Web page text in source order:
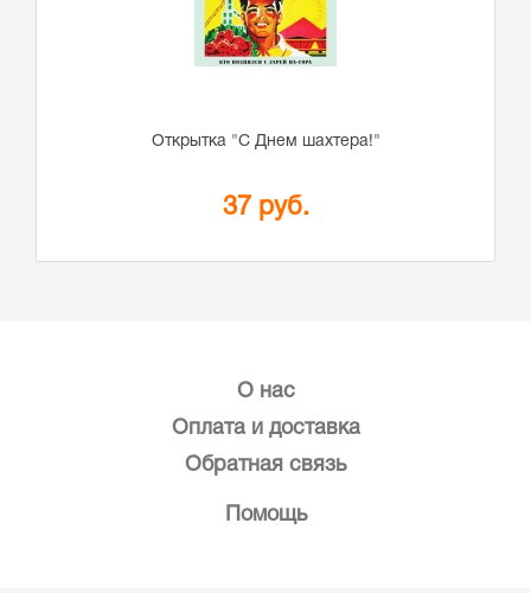
Открытка "С Днем шахтера!"
37 руб.
О нас
Оплата и доставка
Обратная связь
Помощь